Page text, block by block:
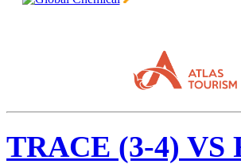
TRACE (3-4) VS